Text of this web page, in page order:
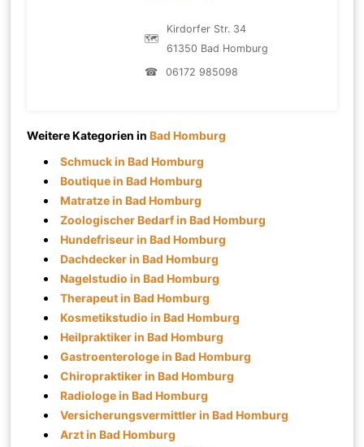
🗺
Kirdorfer Str. 34
61350 Bad Homburg
☎
06172 985098
Weitere Kategorien inBad Homburg
Schmuck in Bad Homburg
Boutique in Bad Homburg
Matratze in Bad Homburg
Zoologischer Bedarf in Bad Homburg
Hundefriseur in Bad Homburg
Dachdecker in Bad Homburg
Nagelstudio in Bad Homburg
Therapeut in Bad Homburg
Kosmetikstudio in Bad Homburg
Heilpraktiker in Bad Homburg
Gastroenterologe in Bad Homburg
Chiropraktiker in Bad Homburg
Radiologe in Bad Homburg
Versicherungsvermittler in Bad Homburg
Arzt in Bad Homburg